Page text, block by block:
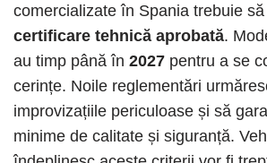
comercializate în Spania trebuie
certificare tehnică aprobată.
au timp până în 2027 pentru a se
cerințe. Noile reglementări
improvizațiile periculoase și să
minime de calitate și siguranță.